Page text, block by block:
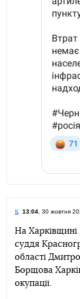
13:04 , 30 жовтня
На
суддя
області
Борщова
окупації.